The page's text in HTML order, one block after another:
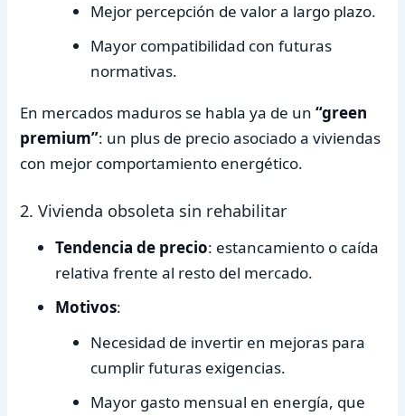
Mejor percepción de valor a largo plazo.
Mayor compatibilidad con futuras
normativas.
En mercados maduros se habla ya de un“green
premium”: un plus de precio asociado a viviendas
con mejor comportamiento energético.
2. Vivienda obsoleta sin rehabilitar
Tendencia de precio: estancamiento o caída
relativa frente al resto del mercado.
Motivos:
Necesidad de invertir en mejoras para
cumplir futuras exigencias.
Mayor gasto mensual en energía, que